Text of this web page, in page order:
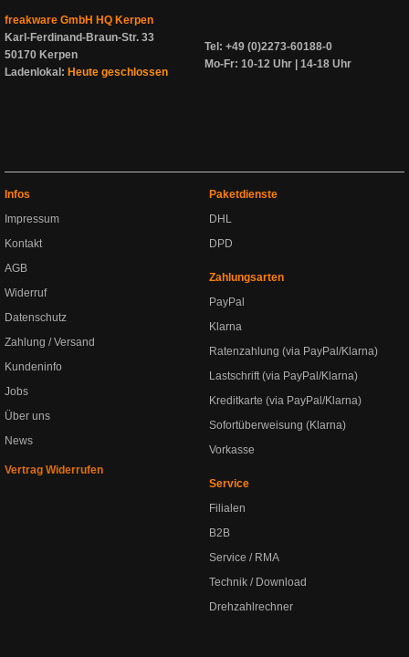
freakware GmbH HQ Kerpen
Karl-Ferdinand-Braun-Str. 33
50170 Kerpen
Ladenlokal: Heute geschlossen
Tel: +49 (0)2273-60188-0
Mo-Fr: 10-12 Uhr | 14-18 Uhr
Infos
Impressum
Kontakt
AGB
Widerruf
Datenschutz
Zahlung / Versand
Kundeninfo
Jobs
Über uns
News
Vertrag Widerrufen
Paketdienste
DHL
DPD
Zahlungsarten
PayPal
Klarna
Ratenzahlung (via PayPal/Klarna)
Lastschrift (via PayPal/Klarna)
Kreditkarte (via PayPal/Klarna)
Sofortüberweisung (Klarna)
Vorkasse
Service
Filialen
B2B
Service / RMA
Technik / Download
Drehzahlrechner